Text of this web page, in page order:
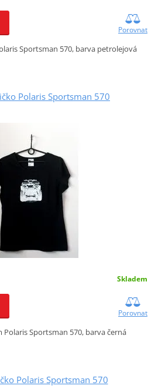
Porovnat
Sportsman 570, barva petrolejová
Polaris Sportsman 570
Skladem
Porovnat
Polaris Sportsman 570, barva černá
Polaris Sportsman 570